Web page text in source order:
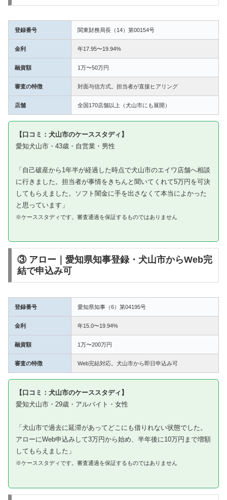
登録番号 関東財務局長（14）第00154号
金利 年17.95〜19.94%
融資額 1万〜50万円
審査の特徴 対面与信方式。担当者が直接ヒアリング
店舗 全国170店舗以上（犬山市にも展開）
【口コミ：犬山市のケーススタディ】
愛知犬山市・43歳・自営業・男性
「自己破産から1年半が経過した時点で犬山市のエイワ店舗へ相談
に行きました。担当者が事情をきちんと聞いてくれて5万円を可決
してもらえました。ソフト闇金に手を出さなくて本当によかった
と思っています」
※ケーススタディです。審査通過を保証するものではありません
③ アロー｜愛知県知事登録・犬山市からWeb完
結で申込み可
登録番号 愛知県知事（6）第04195号
金利 年15.0〜19.94%
融資額 1万〜200万円
審査の特徴 Web完結対応。犬山市から即日申込み可
【口コミ：犬山市のケーススタディ】
愛知犬山市・29歳・アルバイト・女性
「犬山市で過去に延滞があってどこにも借りれない状態でした。
アローにWeb申込みして3万円から始め、半年後に10万円まで増額
してもらえました」
※ケーススタディです。審査通過を保証するものではありません